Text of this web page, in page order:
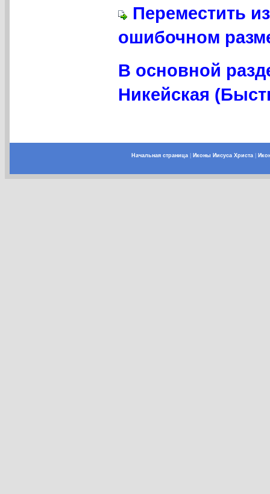
Переместить
ошибочном
В основной
Никейская
Начальная страница| Иконы Иисуса Христа|